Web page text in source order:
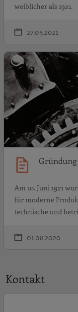
weiblicher als 1921.
27.05.2021
Am 10. Juni 1921
für moderne
technische und
01.08.2020
Kontakt